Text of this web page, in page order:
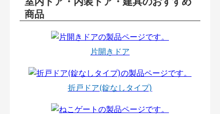
商品
片開きドア
折戸ドア(錠なしタイプ)